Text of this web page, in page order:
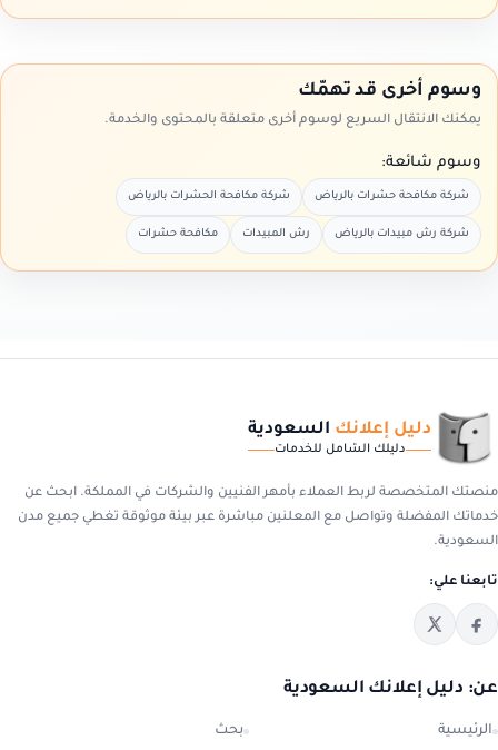
وسوم أخرى قد تهمّك
يمكنك الانتقال السريع لوسوم أخرى متعلقة بالمحتوى والخدمة.
وسوم شائعة:
شركة مكافحة حشرات بالرياض شركة مكافحة الحشرات بالرياض
شركة رش مبيدات بالرياض رش المبيدات مكافحة حشرات
دليل إعلانك السعودية
دليلك الشامل للخدمات
منصتك المتخصصة لربط العملاء بأمهر الفنيين والشركات في المملكة. ابحث عن
خدماتك المفضلة وتواصل مع المعلنين مباشرة عبر بيئة موثوقة تغطي جميع مدن
السعودية.
تابعنا علي:
عن: دليل إعلانك السعودية
الرئيسية بحث